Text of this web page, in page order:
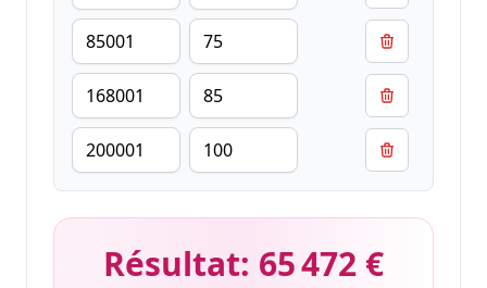
Résultat: 65 472 €